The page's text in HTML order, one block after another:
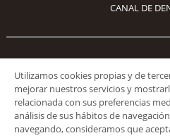
CANAL DE
Utilizamos cookies propias y de
mejorar nuestros servicios y
relacionada con sus preferencias
análisis de sus hábitos de
navegando, consideramos que